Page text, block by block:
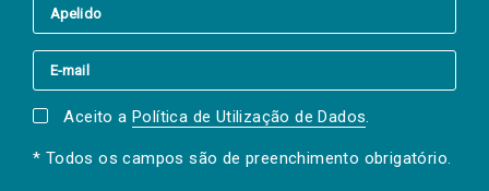
Aceito a Política de Utilização de Dados.
* Todos os campos são de preenchimento obrigatório.